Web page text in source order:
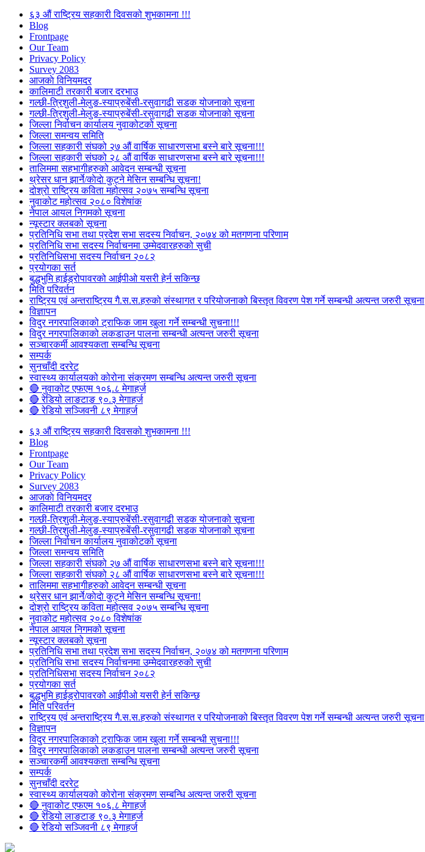
६३ औं राष्ट्रिय सहकारी दिवसको शुभकामना !!!
Blog
Frontpage
Our Team
Privacy Policy
Survey 2083
आजकाे विनियमदर
कालिमाटी तरकारी बजार दरभाउ
गल्छी-त्रिशुली-मेलुङ-स्याप्रुबेंसी-रसुवागढी सडक योजनाको सूचना
गल्छी-त्रिशुली-मेलुङ-स्याप्रुबेंसी-रसुवागढी सडक योजनाको सूचना
जिल्ला निर्वाचन कार्यालय नुवाकोटको सूचना
जिल्ला समन्वय समिति
जिल्ला सहकारी संघको २७ औं वार्षिक साधारणसभा बस्ने बारे सूचना!!!
जिल्ला सहकारी संघको २८ औं वार्षिक साधारणसभा बस्ने बारे सूचना!!!
तालिममा सहभागीहरुको आवेदन सम्बन्धी सूचना
थ्रेसर धान झार्ने/काेदाे कुट्ने मेसिन सम्बन्धि सूचना!
दोश्रो राष्ट्रिय कविता महोत्सव २०७५ सम्बन्धि सूचना
नुवाकोट महोत्सव २०८० विशेषांक
नेपाल आयल निगमको सूचना
न्यूस्टार क्लबको सूचना
प्रतिनिधि सभा तथा प्रदेश सभा सदस्य निर्वाचन, २०७४ को मतगणना परिणाम
प्रतिनिधि सभा सदस्य निर्वाचनमा उम्मेदवारहरुको सुची
प्रतिनिधिसभा सदस्य निर्वाचन २०८२
प्रयोगका सर्त
बुद्धभुमि हाईड्रोपावरको आईपीओ यसरी हेर्न सकिन्छ
मिति परिवर्तन
राष्ट्रिय एवं अन्तराष्ट्रिय गै.स.स.हरुको संस्थागत र परियोजनाको बिस्तृत विवरण पेश गर्ने सम्बन्धी अत्यन्त जरुरी सूचना
विज्ञापन
विदुर नगरपालिकाको ट्राफिक जाम खुला गर्ने सम्बन्धी सुचना!!!
विदुर नगरपालिकाको लकडाउन पालना सम्बन्धी अत्यन्त जरुरी सूचना
सञ्चारकर्मी आवश्यकता सम्बन्धि सूचना
सम्पर्क
सुनचाँदी दररेट
स्वास्थ्य कार्यालयको कोरोना संक्रमण सम्बन्धि अत्यन्त जरुरी सूचना
🔴 नुवाकोट एफएम १०६.८ मेगाहर्ज
🔴 रेडियो लाङटाङ ९०.३ मेगाहर्ज
🔴 रेडियो सञ्जिवनी ८९ मेगाहर्ज
६३ औं राष्ट्रिय सहकारी दिवसको शुभकामना !!!
Blog
Frontpage
Our Team
Privacy Policy
Survey 2083
आजकाे विनियमदर
कालिमाटी तरकारी बजार दरभाउ
गल्छी-त्रिशुली-मेलुङ-स्याप्रुबेंसी-रसुवागढी सडक योजनाको सूचना
गल्छी-त्रिशुली-मेलुङ-स्याप्रुबेंसी-रसुवागढी सडक योजनाको सूचना
जिल्ला निर्वाचन कार्यालय नुवाकोटको सूचना
जिल्ला समन्वय समिति
जिल्ला सहकारी संघको २७ औं वार्षिक साधारणसभा बस्ने बारे सूचना!!!
जिल्ला सहकारी संघको २८ औं वार्षिक साधारणसभा बस्ने बारे सूचना!!!
तालिममा सहभागीहरुको आवेदन सम्बन्धी सूचना
थ्रेसर धान झार्ने/काेदाे कुट्ने मेसिन सम्बन्धि सूचना!
दोश्रो राष्ट्रिय कविता महोत्सव २०७५ सम्बन्धि सूचना
नुवाकोट महोत्सव २०८० विशेषांक
नेपाल आयल निगमको सूचना
न्यूस्टार क्लबको सूचना
प्रतिनिधि सभा तथा प्रदेश सभा सदस्य निर्वाचन, २०७४ को मतगणना परिणाम
प्रतिनिधि सभा सदस्य निर्वाचनमा उम्मेदवारहरुको सुची
प्रतिनिधिसभा सदस्य निर्वाचन २०८२
प्रयोगका सर्त
बुद्धभुमि हाईड्रोपावरको आईपीओ यसरी हेर्न सकिन्छ
मिति परिवर्तन
राष्ट्रिय एवं अन्तराष्ट्रिय गै.स.स.हरुको संस्थागत र परियोजनाको बिस्तृत विवरण पेश गर्ने सम्बन्धी अत्यन्त जरुरी सूचना
विज्ञापन
विदुर नगरपालिकाको ट्राफिक जाम खुला गर्ने सम्बन्धी सुचना!!!
विदुर नगरपालिकाको लकडाउन पालना सम्बन्धी अत्यन्त जरुरी सूचना
सञ्चारकर्मी आवश्यकता सम्बन्धि सूचना
सम्पर्क
सुनचाँदी दररेट
स्वास्थ्य कार्यालयको कोरोना संक्रमण सम्बन्धि अत्यन्त जरुरी सूचना
🔴 नुवाकोट एफएम १०६.८ मेगाहर्ज
🔴 रेडियो लाङटाङ ९०.३ मेगाहर्ज
🔴 रेडियो सञ्जिवनी ८९ मेगाहर्ज